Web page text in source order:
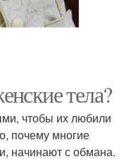
тела?
чтобы их любили
почему многие
начинают с обмана.